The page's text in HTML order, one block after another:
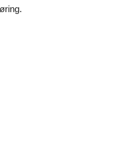
afstand.
igen, når